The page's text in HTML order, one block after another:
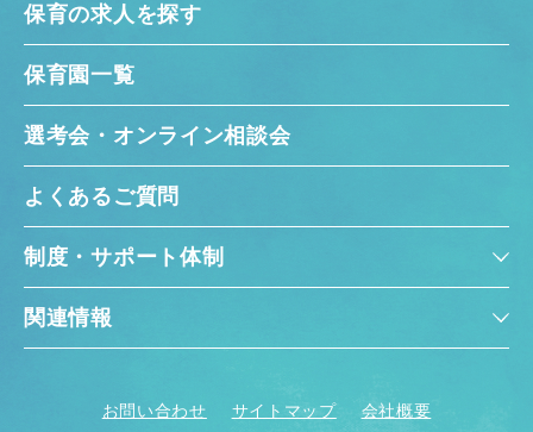
保育の求人を探す
保育園一覧
選考会・オンライン相談会
よくあるご質問
制度・サポート体制
関連情報
お問い合わせ サイトマップ 会社概要